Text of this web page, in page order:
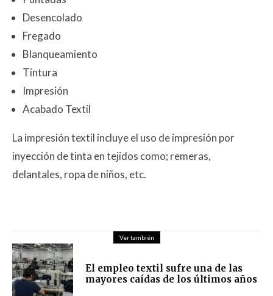
Desencolado
Fregado
Blanqueamiento
Tintura
Impresión
Acabado Textil
La impresión textil incluye el uso de impresión por
inyección de tinta en tejidos como; remeras,
delantales, ropa de niños, etc.
Ver también
El empleo textil sufre una de las
mayores caídas de los últimos años